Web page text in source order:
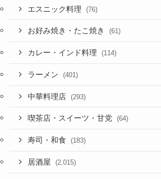
エスニック料理 (76)
お好み焼き・たこ焼き (61)
カレー・インド料理 (114)
ラーメン (401)
中華料理店 (293)
喫茶店・スイーツ・甘党 (64)
寿司・和食 (183)
居酒屋 (2,015)